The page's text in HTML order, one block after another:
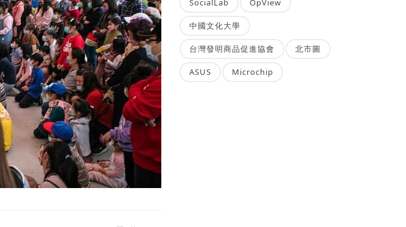
SocialLab OpView
中國文化大學
台灣發明商品促進協會 北市圖
ASUS Microchip